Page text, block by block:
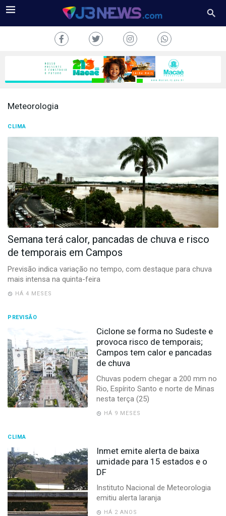
COLUNAS
FALE
CONOSCO
Copyright
2024
Desenvolvido
por
Hesea
Tecnologia
Sistemas
Meteorologia
CLIMA
Semana terá calor, pancadas de chuva e risco
de temporais em Campos
Previsão indica variação no tempo, com destaque para chuva
mais intensa na quinta-feira
HÁ 4 MESES
PREVISÃO
Ciclone se forma no Sudeste e
provoca risco de temporais;
Campos tem calor e pancadas
de chuva
Chuvas podem chegar a 200 mm no
Rio, Espírito Santo e norte de Minas
nesta terça (25)
HÁ 9 MESES
CLIMA
Inmet emite alerta de baixa
umidade para 15 estados e o
DF
Instituto Nacional de Meteorologia
emitiu alerta laranja
HÁ 2 ANOS